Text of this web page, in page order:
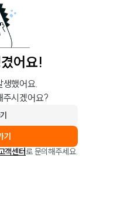
어요!
생했어요.
주시겠어요?
기
객센터로 문의해주세요.